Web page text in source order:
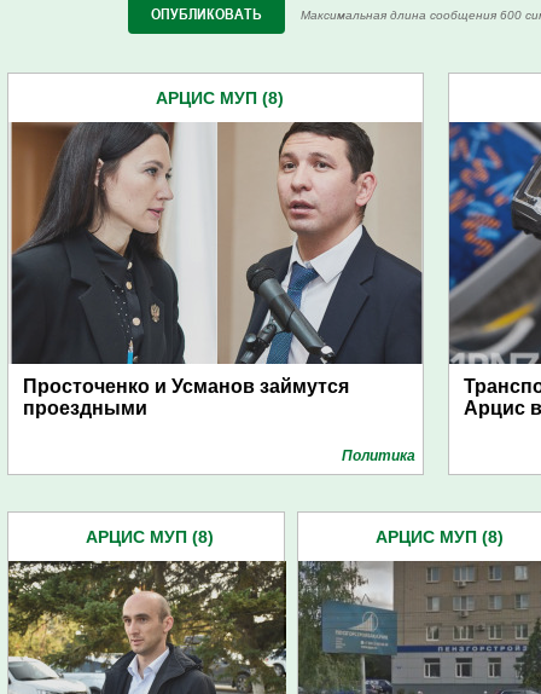
Максимальная длина сообщения 600
АРЦИС МУП (8)
Просточенко и Усманов займутся
проездными
Политика
Арцис
АРЦИС МУП (8) АРЦИС МУП (8)